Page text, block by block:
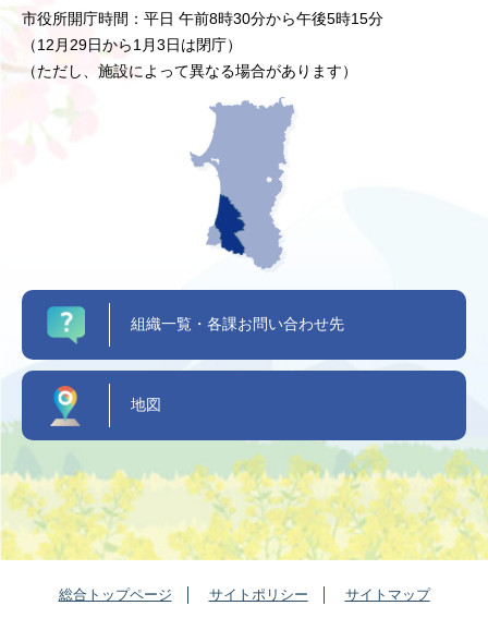
市役所開庁時間：平日 午前8時30分から午後5時15分
（12月29日から1月3日は閉庁）
（ただし、施設によって異なる場合があります）
組織一覧・各課お問い合わせ先
地図
総合トップページ サイトポリシー サイトマップ